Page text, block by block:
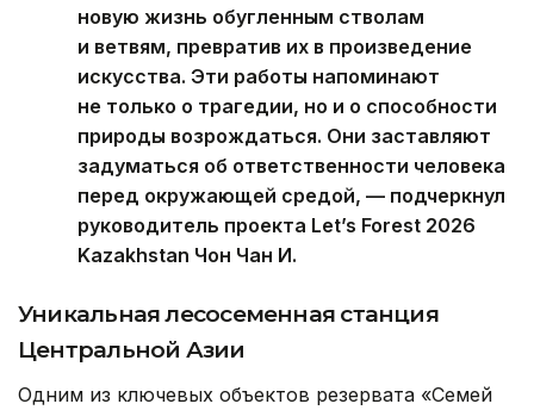
новую жизнь обугленным стволам
и ветвям, превратив их в произведение
искусства. Эти работы напоминают
не только о трагедии, но и о способности
природы возрождаться. Они заставляют
задуматься об ответственности человека
перед окружающей средой, — подчеркнул
руководитель проекта Let’s Forest 2026
Kazakhstan Чон Чан И.
Уникальная лесосеменная станция
Центральной Азии
Одним из ключевых объектов резервата «Семей